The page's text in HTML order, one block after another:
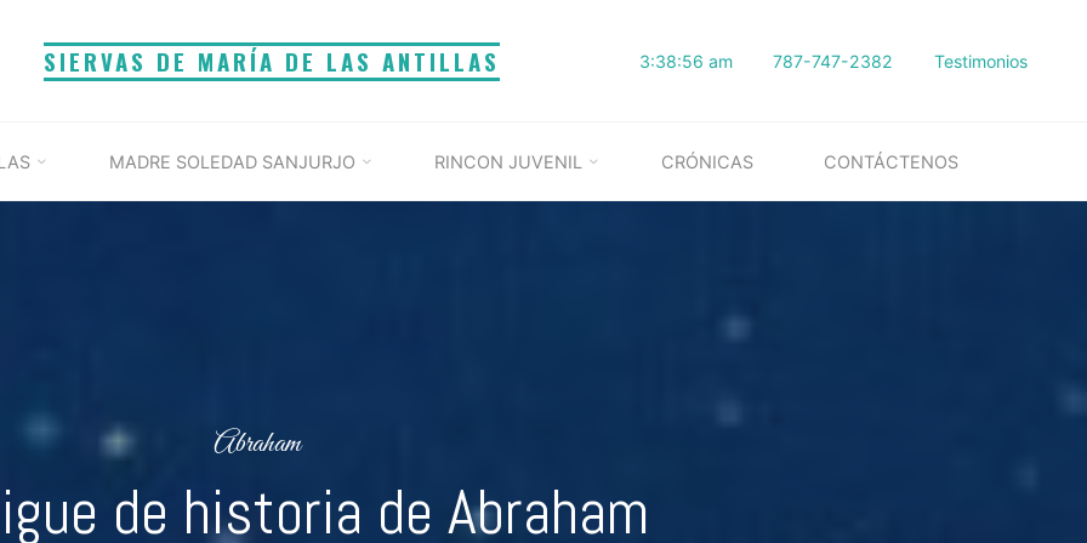
SIERVAS DE MARÍA DE LAS ANTILLAS 3:38:57 am 787-747-2382 Testimonios
MADRE SOLEDAD SANJURJO RINCON JUVENIL CRÓNICAS CONTÁCTENOS
Abraham
de historia de Abraham